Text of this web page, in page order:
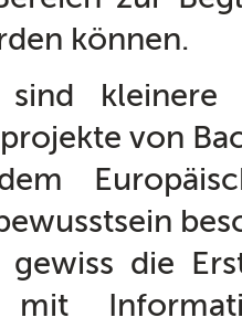
können.
sind kleinere
von
die
mit